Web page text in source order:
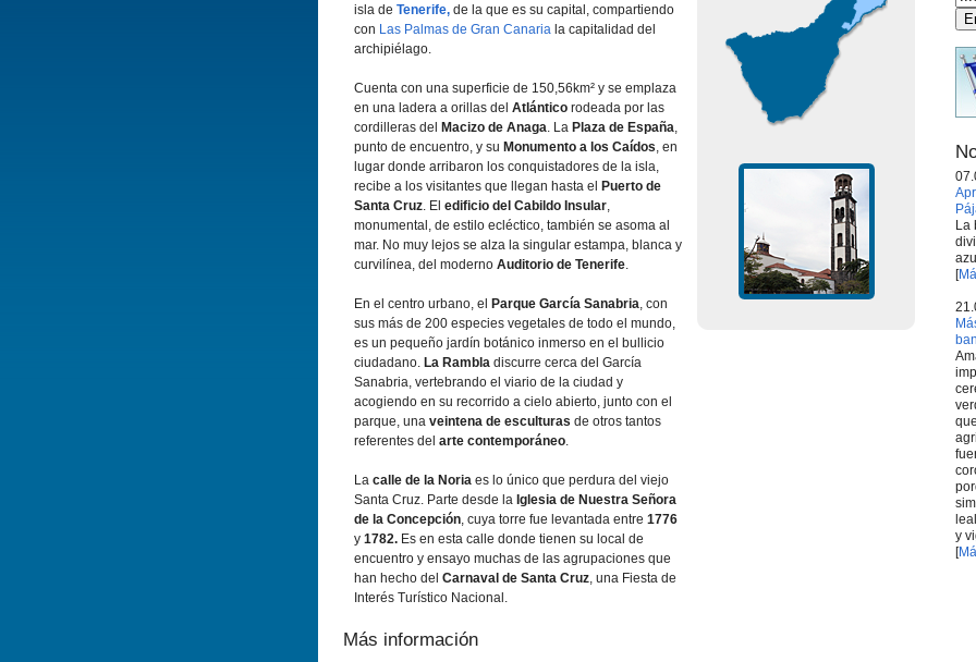
isla de Tenerife, de la que es su capital, compartiendo
con Las Palmas de Gran Canaria la capitalidad del
archipiélago.
Cuenta con una superficie de 150,56km² y se emplaza
en una ladera a orillas del Atlántico rodeada por las
cordilleras del
Macizo de Anaga. La Plaza de España,
punto de encuentro, y su Monumento a los Caídos, en
lugar donde arribaron los conquistadores de la isla,
recibe a los visitantes que llegan hasta el
Puerto de
Santa Cruz. El edificio del Cabildo Insular,
monumental, de estilo ecléctico, también se asoma al
mar. No muy lejos se alza la singular estampa, blanca y
curvilínea, del moderno Auditorio de Tenerife.
En el centro urbano, el Parque García Sanabria, con
sus más de 200 especies vegetales de todo el mundo,
es un pequeño jardín botánico inmerso en el bullicio
ciudadano. La Rambla discurre cerca del García
Sanabria, vertebrando el viario de la ciudad y
acogiendo en su recorrido a cielo abierto, junto con el
parque, una veintena de esculturas de otros tantos
referentes del arte contemporáneo.
La calle de la Noria es lo único que perdura del viejo
Santa Cruz. Parte desde la Iglesia de Nuestra Señora
de la Concepción, cuya torre fue levantada entre 1776
y 1782. Es en esta calle donde tienen su local de
encuentro y ensayo muchas de las agrupaciones que
han hecho del Carnaval de Santa Cruz, una Fiesta de
Interés Turístico Nacional.
Más información
La
[
y
[